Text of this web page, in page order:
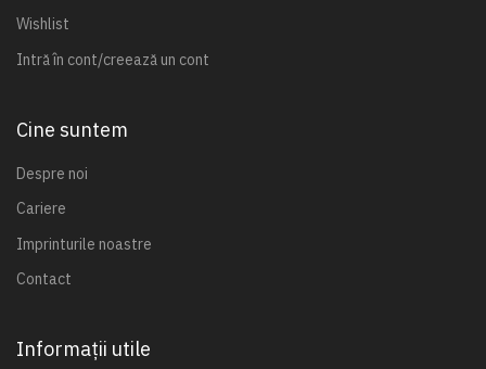
Wishlist
Intră în cont/creează un cont
Cine suntem
Despre noi
Cariere
Imprinturile noastre
Contact
Informații utile